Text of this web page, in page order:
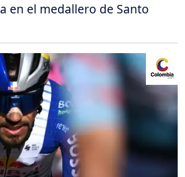
en el medallero de Santo